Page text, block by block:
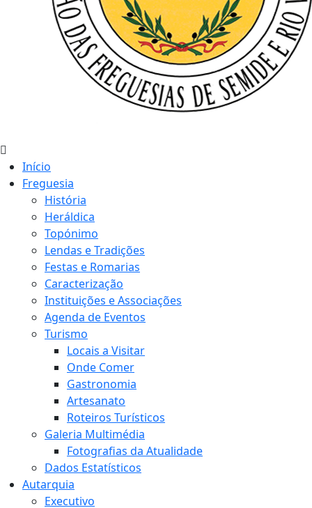
Início
Freguesia
História
Heráldica
Topónimo
Lendas e Tradições
Festas e Romarias
Caracterização
Instituições e Associações
Agenda de Eventos
Turismo
Locais a Visitar
Onde Comer
Gastronomia
Artesanato
Roteiros Turísticos
Galeria Multimédia
Fotografias da Atualidade
Dados Estatísticos
Autarquia
Executivo